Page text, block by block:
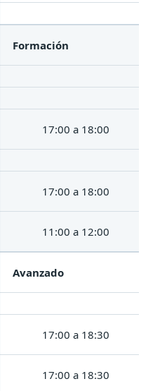
Formación
17:00 a 18:00
17:00 a 18:00
11:00 a 12:00
Avanzado
17:00 a 18:30
17:00 a 18:30